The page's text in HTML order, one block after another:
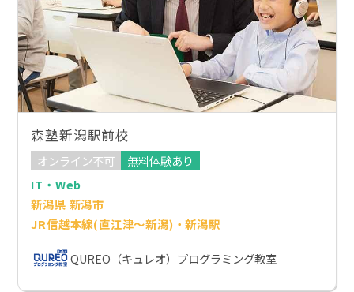
森塾新潟駅前校
オンライン不可
無料体験あり
IT・Web
新潟県 新潟市
JR信越本線(直江津～新潟)・新潟駅
QUREO（キュレオ）プログラミング教室